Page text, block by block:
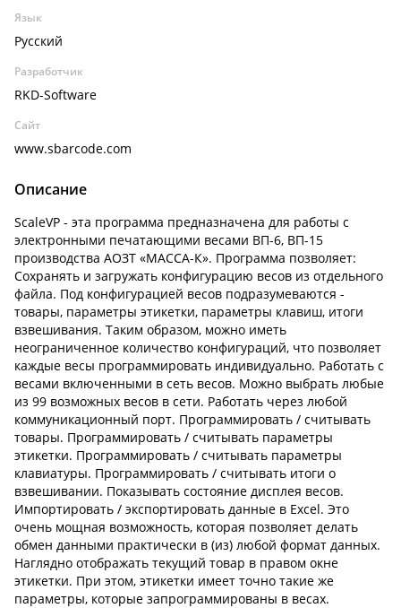
Язык
Русский
Разработчик
RKD-Software
Сайт
www.sbarcode.com
Описание
ScaleVP - эта программа предназначена для работы с
электронными печатающими весами ВП-6, ВП-15
производства АОЗТ «МАССА-К». Программа позволяет:
Сохранять и загружать конфигурацию весов из отдельного
файла. Под конфигурацией весов подразумеваются -
товары, параметры этикетки, параметры клавиш, итоги
взвешивания. Таким образом, можно иметь
неограниченное количество конфигураций, что позволяет
каждые весы программировать индивидуально. Работать с
весами включенными в сеть весов. Можно выбрать любые
из 99 возможных весов в сети. Работать через любой
коммуникационный порт. Программировать / считывать
товары. Программировать / считывать параметры
этикетки. Программировать / считывать параметры
клавиатуры. Программировать / считывать итоги о
взвешивании. Показывать состояние дисплея весов.
Импортировать / экспортировать данные в Excel. Это
очень мощная возможность, которая позволяет делать
обмен данными практически в (из) любой формат данных.
Наглядно отображать текущий товар в правом окне
этикетки. При этом, этикетки имеет точно такие же
параметры, которые запрограммированы в весах.